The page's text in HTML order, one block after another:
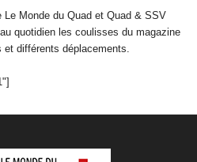
Monde du Quad et Quad & SSV
quotidien les coulisses du magazine
différents déplacements.